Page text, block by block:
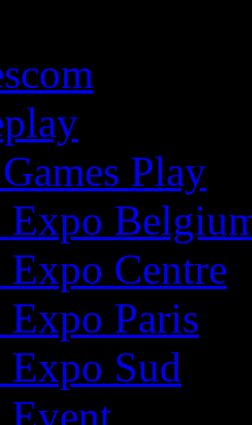
Play
Expo
Expo Centre
Expo Paris
Expo Sud